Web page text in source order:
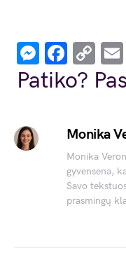
Patiko?
Monika
Monika
gyvensena,
Savo
prasmingų